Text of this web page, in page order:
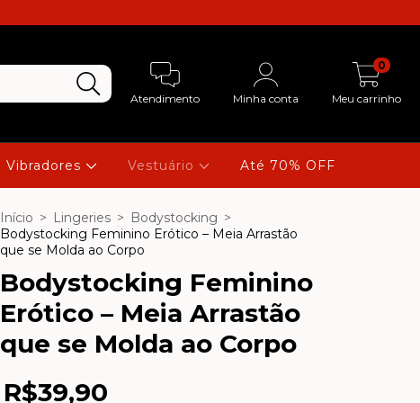
Atendimento Minha conta Meu carrinho
0
Vibradores Vestuário Até 70% OFF
Início > Lingeries > Bodystocking >
Bodystocking Feminino Erótico – Meia Arrastão
que se Molda ao Corpo
Bodystocking Feminino
Erótico – Meia Arrastão
que se Molda ao Corpo
R$39,90